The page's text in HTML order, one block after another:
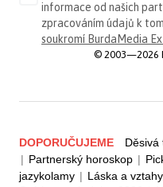
informace od našich
zpracováním údajů k
soukromí BurdaMedia
© 2003—2026
DOPORUČUJEME Děsivá
| Partnerský horoskop |
jazykolamy | Láska a vztahy